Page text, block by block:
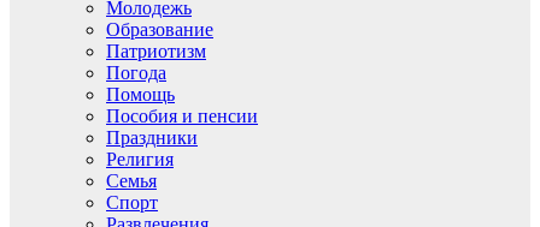
Молодежь
Образование
Патриотизм
Погода
Помощь
Пособия и пенсии
Праздники
Религия
Семья
Спорт